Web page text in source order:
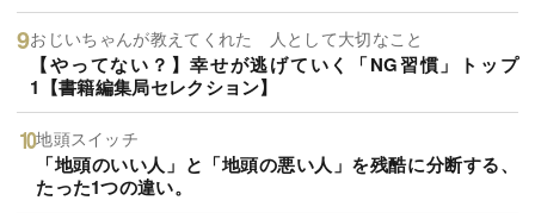
おじいちゃんが教えてくれた 人として大切なこと
【やってない？】幸せが逃げていく「NG習慣」トップ
1【書籍編集局セレクション】
地頭スイッチ
「地頭のいい人」と「地頭の悪い人」を残酷に分断する、
たった1つの違い。